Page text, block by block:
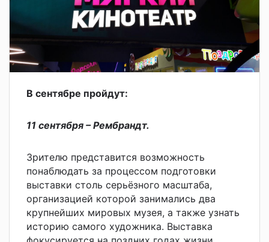
В сентябре пройдут:
11 сентября – Рембрандт.
Зрителю представится возможность
понаблюдать за процессом подготовки
выставки столь серьёзного масштаба,
организацией которой занимались два
крупнейших мировых музея, а также узнать
историю самого художника. Выставка